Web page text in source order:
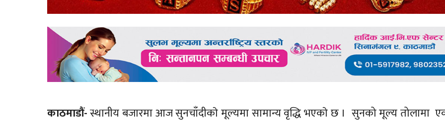
काठमाडौं-स्थानीय बजारमा आज सुनचाँदीकाे मूल्यमा सामान्य वृद्धि भएकाे छ । सुनको मूल्य तोलामा